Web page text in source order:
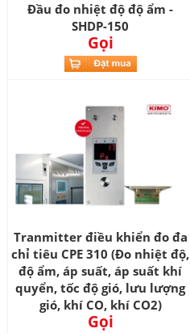
Đầu đo nhiệt độ độ ẩm -
SHDP-150
Gọi
Tranmitter điều khiển đo đa
chỉ tiêu CPE 310 (Đo nhiệt độ,
độ ẩm, áp suất, áp suất khí
quyển, tốc độ gió, lưu lượng
gió, khí CO, khí CO2)
Gọi